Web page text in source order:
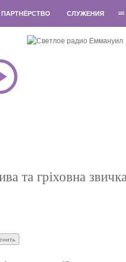
ПАРТНЁРСТВО СЛУЖЕНИЯ
гріховна звичка,